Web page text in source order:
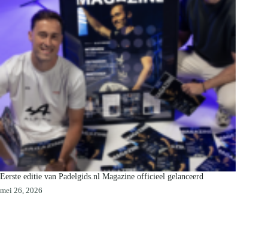
Eerste editie van Padelgids.nl Magazine officieel gelanceerd
mei 26, 2026